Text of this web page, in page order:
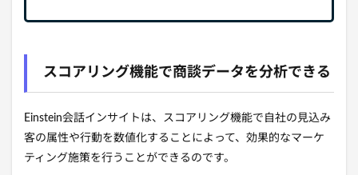
スコアリング機能で商談データを分析できる
Einstein会話インサイトは、スコアリング機能で自社の見込み
客の属性や行動を数値化することによって、効果的なマーケ
ティング施策を行うことができるのです。